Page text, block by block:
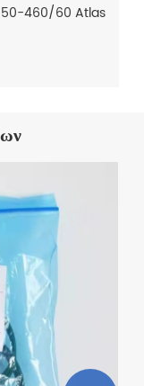
αποθεμάτων